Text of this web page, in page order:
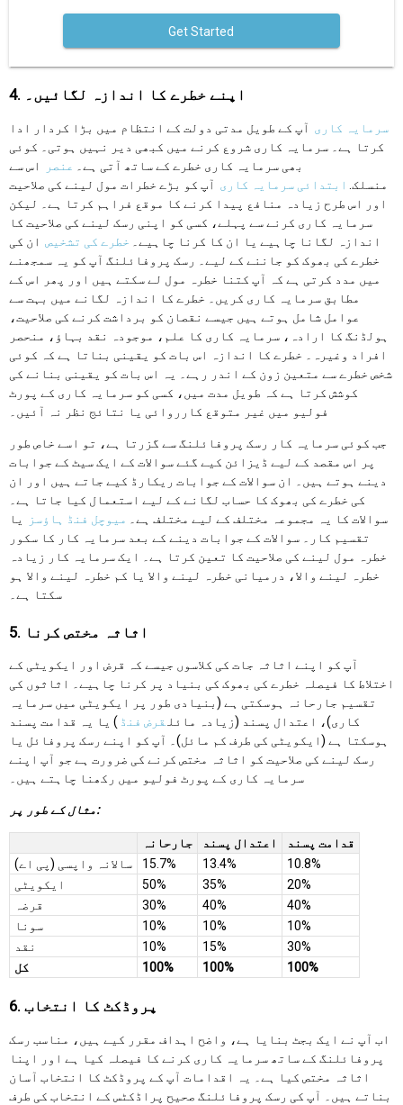
Get Started
4. اپنے خطرے کا اندازہ لگائیں۔
سرمایہ کاری آپ کے طویل مدتی دولت کے انتظام میں بڑا کردار ادا
کرتا ہے۔ سرمایہ کاری شروع کرنے میں کبھی دیر نہیں ہوتی۔ کوئی
بھی سرمایہ کاری خطرے کے ساتھ آتی ہے۔
عنصر
اس سے
منسلک. ابتدائی سرمایہ کاری آپ کو بڑے خطرات مول لینے کی صلاحیت
اور اس طرح زیادہ منافع پیدا کرنے کا موقع فراہم کرتا ہے۔ لیکن
سرمایہ کاری کرنے سے پہلے، کسی کو اپنی رسک لینے کی صلاحیت کا
اندازہ لگانا چاہیے یا ان کا کرنا چاہیے۔
خطرے کی تشخیص ان کی
خطرے کی بھوک کو جاننے کے لیے۔ رسک پروفائلنگ آپ کو یہ سمجھنے
میں مدد کرتی ہے کہ آپ کتنا خطرہ مول لے سکتے ہیں اور پھر اس کے
مطابق سرمایہ کاری کریں۔ خطرے کا اندازہ لگانے میں بہت سے
عوامل شامل ہوتے ہیں جیسے نقصان کو برداشت کرنے کی صلاحیت،
ہولڈنگ کا ارادہ، سرمایہ کاری کا علم، موجودہ نقد بہاؤ، منحصر
افراد وغیرہ۔ خطرے کا اندازہ اس بات کو یقینی بناتا ہے کہ کوئی
شخص خطرے سے متعین زون کے اندر رہے۔ یہ اس بات کو یقینی بنانے کی
کوشش کرتا ہے کہ طویل مدت میں، کسی کو سرمایہ کاری کے پورٹ
فولیو میں غیر متوقع کارروائی یا نتائج نظر نہ آئیں۔
جب کوئی سرمایہ کار رسک پروفائلنگ سے گزرتا ہے، تو اسے خاص طور
پر اس مقصد کے لیے ڈیزائن کیے گئے سوالات کے ایک سیٹ کے جوابات
دینے ہوتے ہیں۔ ان سوالات کے جوابات ریکارڈ کیے جاتے ہیں اور ان
کی خطرے کی بھوک کا حساب لگانے کے لیے استعمال کیا جاتا ہے۔
سوالات کا یہ مجموعہ مختلف کے لیے مختلف ہے۔
میوچل فنڈ ہاؤسز
یا
تقسیم کار۔ سوالات کے جوابات دینے کے بعد سرمایہ کار کا سکور
خطرہ مول لینے کی صلاحیت کا تعین کرتا ہے۔ ایک سرمایہ کار زیادہ
خطرہ لینے والا، درمیانی خطرہ لینے والا یا کم خطرہ لینے والا ہو
سکتا ہے۔
5. اثاثہ مختص کرنا
آپ کو اپنے اثاثہ جات کی کلاسوں جیسے کہ قرض اور ایکویٹی کے
اختلاط کا فیصلہ خطرے کی بھوک کی بنیاد پر کرنا چاہیے۔ اثاثوں کی
تقسیم جارحانہ ہوسکتی ہے (بنیادی طور پر ایکویٹی میں سرمایہ
کاری)، اعتدال پسند (زیادہ مائلقرض فنڈ ) یا یہ قدامت پسند
ہوسکتا ہے (ایکویٹی کی طرف کم مائل)۔ آپ کو اپنے رسک پروفائل یا
رسک لینے کی صلاحیت کو اثاثہ مختص کرنے کی ضرورت ہے جو آپ اپنے
سرمایہ کاری کے پورٹ فولیو میں رکھنا چاہتے ہیں۔
مثال کے طور پر:
جارحانہ اعتدال پسند
قدامت پسند
سالانہ واپسی (پی اے)
15.7% 13.4%
10.8%
ایکویٹی
50% 35%
20%
قرضہ
30% 40%
40%
سونا
10% 10%
10%
نقد
10% 15%
30%
کل
100% 100% 100%
6. پروڈکٹ کا انتخاب
اب آپ نے ایک بجٹ بنایا ہے، واضح اہداف مقرر کیے ہیں، مناسب رسک
پروفائلنگ کے ساتھ سرمایہ کاری کرنے کا فیصلہ کیا ہے اور اپنا
اثاثہ مختص کیا ہے۔ یہ اقدامات آپ کے پروڈکٹ کا انتخاب آسان
بناتے ہیں۔ آپ کی رسک پروفائلنگ صحیح پراڈکٹس کے انتخاب کی طرف